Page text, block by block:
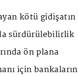
kötü gidişatın
sürdürülebilirlik
ön plana
için bankaların